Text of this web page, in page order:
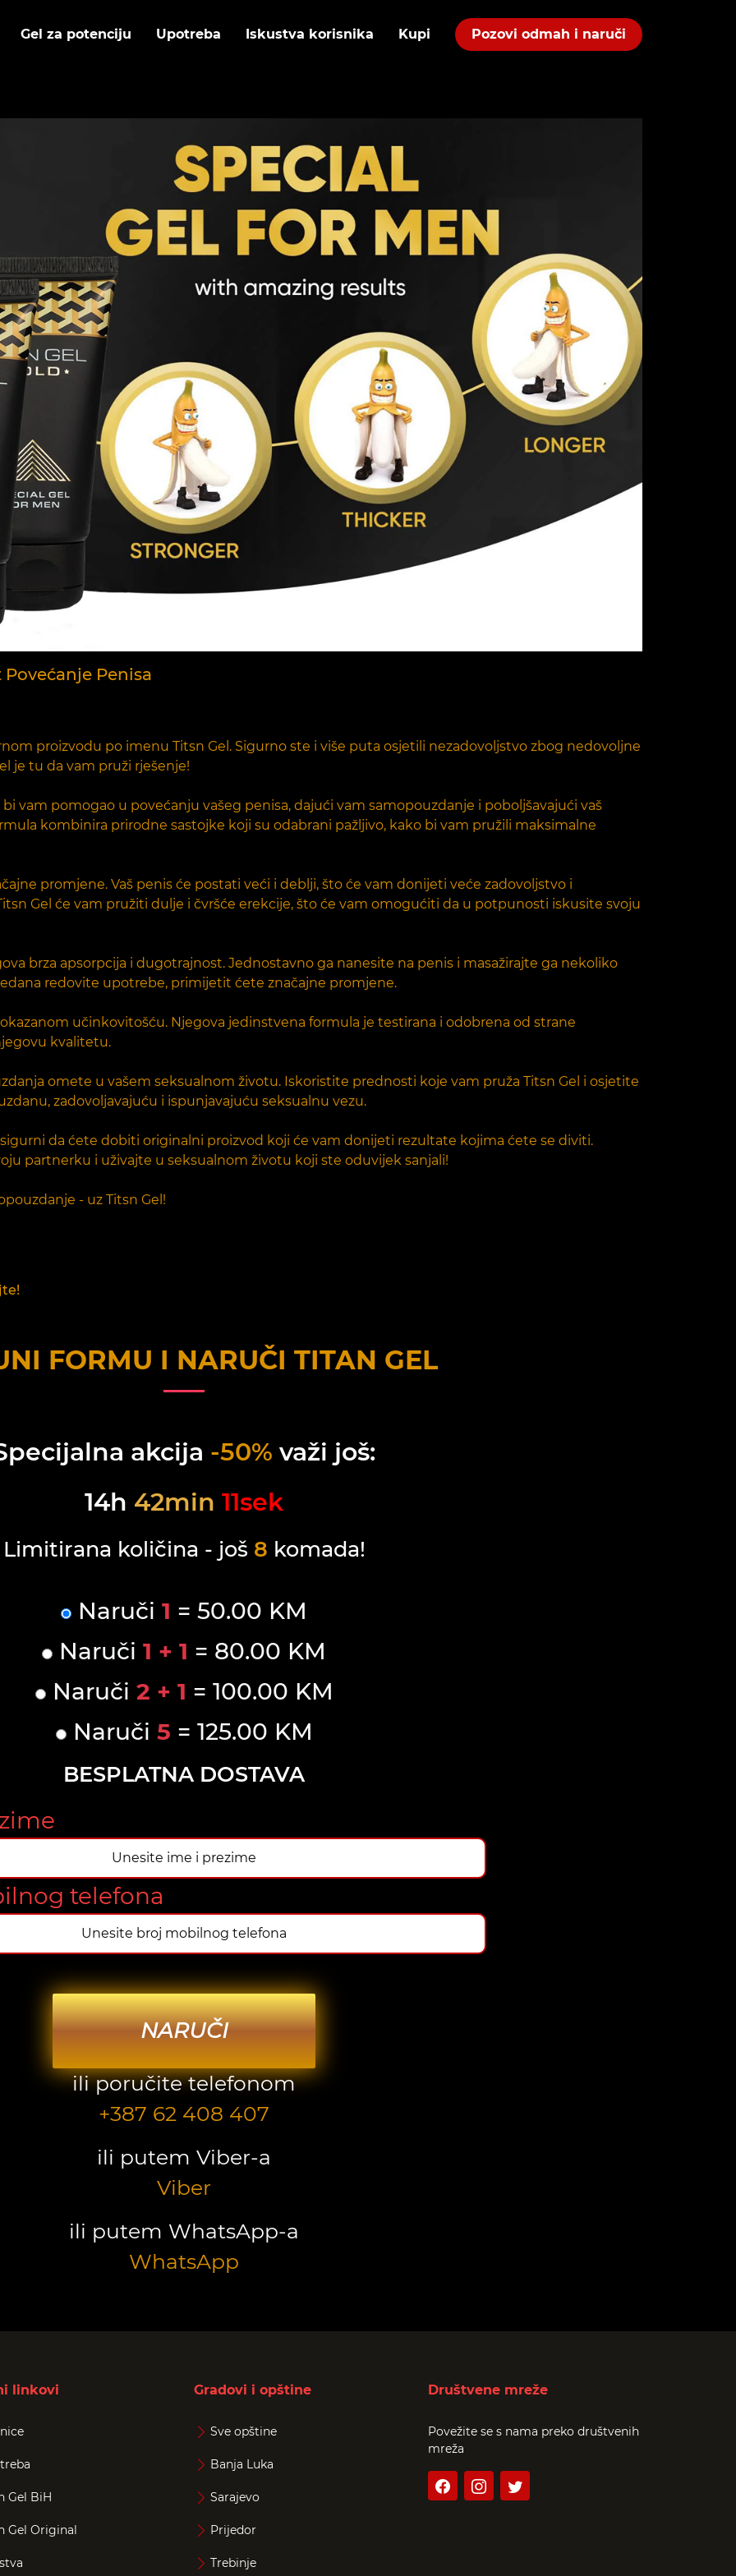
Gel za potenciju Upotreba Iskustva korisnika Kupi Pozovi odmah i naruči
Penisa
proizvodu po imenu Titsn Gel. Sigurno ste i više puta osjetili nezadovoljstvo zbog nedovoljne
je tu da vam pruži rješenje!
vam pomogao u povećanju vašeg penisa, dajući vam samopouzdanje i poboljšavajući vaš
kombinira prirodne sastojke koji su odabrani pažljivo, kako bi vam pružili maksimalne
promjene. Vaš penis će postati veći i deblji, što će vam donijeti veće zadovoljstvo i
Gel će vam pružiti dulje i čvršće erekcije, što će vam omogućiti da u potpunosti iskusite svoju
brza apsorpcija i dugotrajnost. Jednostavno ga nanesite na penis i masažirajte ga nekoliko
redovite upotrebe, primijetit ćete značajne promjene.
učinkovitošću. Njegova jedinstvena formula je testirana i odobrena od strane
kvalitetu.
omete u vašem seksualnom životu. Iskoristite prednosti koje vam pruža Titsn Gel i osjetite
zadovoljavajuću i ispunjavajuću seksualnu vezu.
da ćete dobiti originalni proizvod koji će vam donijeti rezultate kojima ćete se diviti.
partnerku i uživajte u seksualnom životu koji ste oduvijek sanjali!
- uz Titsn Gel!
FORMU I NARUČI TITAN GEL
akcija -50% važi još:
14h 42min 11sek
Limitirana količina - još 8 komada!
Naruči 1 = 50.00 KM
Naruči 1 + 1 = 80.00 KM
Naruči 2 + 1 = 100.00 KM
Naruči 5 = 125.00 KM
BESPLATNA DOSTAVA
telefona
NARUČI
ili poručite telefonom
+387 62 408 407
ili putem Viber-a
Viber
ili putem WhatsApp-a
WhatsApp
linkovi
Gel BiH
Gel Original
Gradovi i opštine
Sve opštine
Banja Luka
Sarajevo
Prijedor
Trebinje
Društvene mreže
Povežite se s nama preko društvenih
mreža